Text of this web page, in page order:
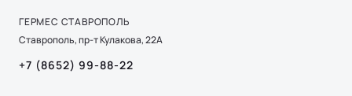
ГЕРМЕС СТАВРОПОЛЬ
Ставрополь, пр-т Кулакова, 22А
+7 (8652) 99-88-22